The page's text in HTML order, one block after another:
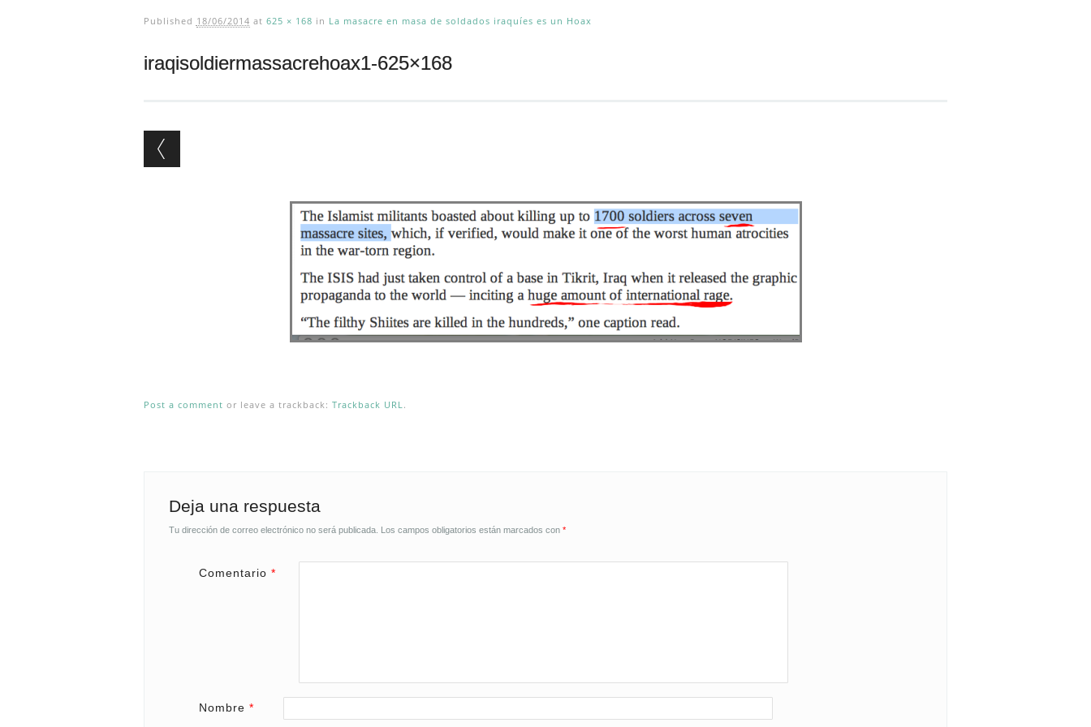
Published 18/06/2014 at 625 × 168 in La masacre en masa de soldados iraquíes es un Hoax
iraqisoldiermassacrehoax1-625×168
Post a comment or leave a trackback: Trackback URL .
Deja una respuesta
Tu dirección de correo electrónico no será publicada. Los campos obligatorios están marcados con *
Comentario *
Nombre *